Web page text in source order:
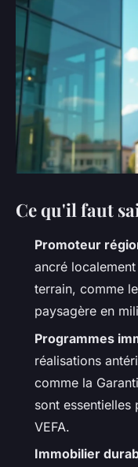
Ce qu'il faut
Promoteur
ancré
terrain, comme
paysagère en
Programmes
réalisations
comme la
sont essentielles
VEFA.
Immobilier